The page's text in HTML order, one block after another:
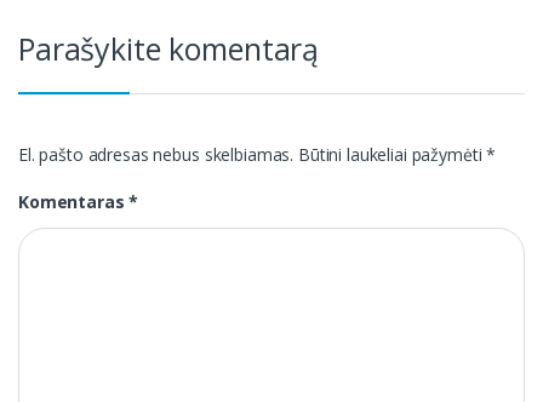
Parašykite komentarą
El. pašto adresas nebus skelbiamas. Būtini laukeliai pažymėti*
Komentaras*